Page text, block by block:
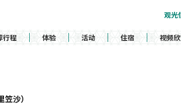
观光
行程 体验 活动 住宿 视频
沙）